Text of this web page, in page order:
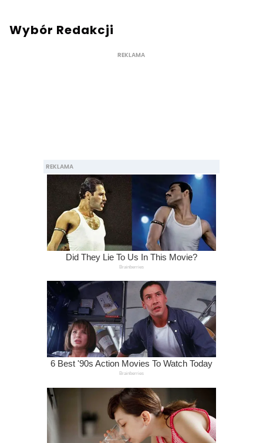
Wybór Redakcji